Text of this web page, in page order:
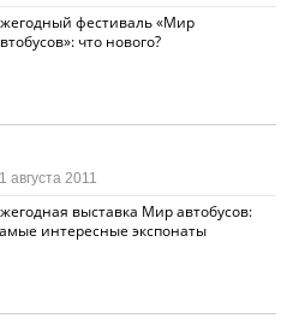
фестиваль «Мир
что нового?
выставка Мир автобусов:
интересные экспонаты
августа 2011